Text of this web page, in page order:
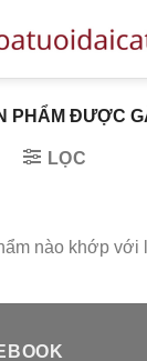
PHẨM ĐƯỢC
LỌC
nào khớp với